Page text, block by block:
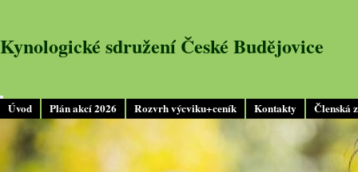
Úvod Plán akcí 2026 Rozvrh výcviku+ceník Kontakty Členská
Kynologické sdružení České Budějovice